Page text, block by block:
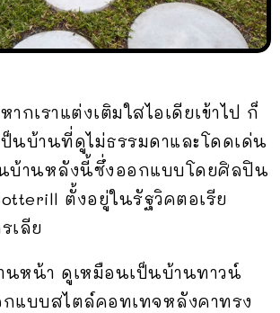
กเราแต่งเติมใสไอเดียเข้าไป ก็
นบ้านที่ดูไม่ธรรมดาและโดดเด่น
บ้านหลังนี้ซึ่งออกแบบโดยศิลปิน
ตั้งอยู่ในรัฐวิคตอเรีย
เลีย
นหน้า ดูเหมือนเป็นบ้านทาวน์
แบบสไตล์คอทเทจหลังคาทรง